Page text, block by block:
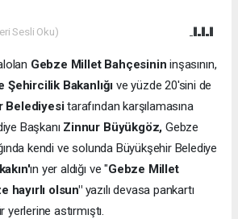
Sesli Oku)
Gebze Millet Bahçesinin inşasının,
Şehircilik Bakanlığı ve yüzde 20'sini de
Belediyesitarafından karşılamasına
Başkanı Zinnur Büyükgöz, Gebze
kendi ve solunda Büyükşehir Belediye
ın yer aldığı ve "Gebze Millet
hayırlı olsun"yazılı devasa pankartı
astırmıştı.